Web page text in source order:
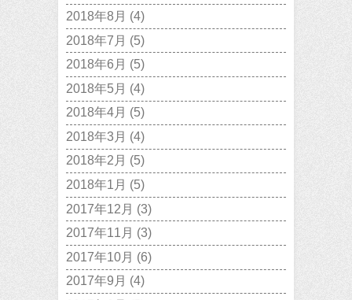
2018年8月 (4)
2018年7月 (5)
2018年6月 (5)
2018年5月 (4)
2018年4月 (5)
2018年3月 (4)
2018年2月 (5)
2018年1月 (5)
2017年12月 (3)
2017年11月 (3)
2017年10月 (6)
2017年9月 (4)